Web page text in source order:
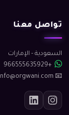
تواصل معنا
السعودية - الإمارات
+966555635929
📧 info@orgwani.com